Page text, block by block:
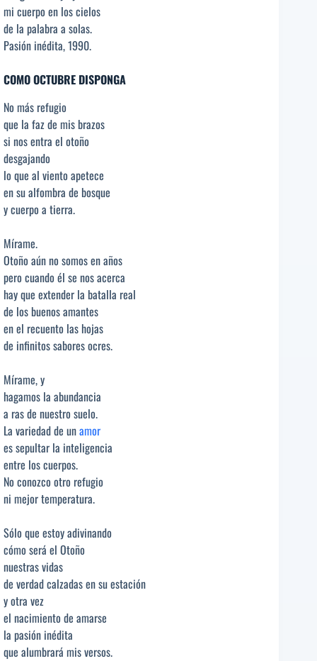
mi cuerpo en los cielos
de la palabra a solas.
Pasión inédita, 1990.
COMO OCTUBRE DISPONGA
No más refugio
que la faz de mis brazos
si nos entra el otoño
desgajando
lo que al viento apetece
en su alfombra de bosque
y cuerpo a tierra.
Mírame.
Otoño aún no somos en años
pero cuando él se nos acerca
hay que extender la batalla real
de los buenos amantes
en el recuento las hojas
de infinitos sabores ocres.
Mírame, y
hagamos la abundancia
a ras de nuestro suelo.
La variedad de unamor
es sepultar la inteligencia
entre los cuerpos.
No conozco otro refugio
ni mejor temperatura.
Sólo que estoy adivinando
cómo será el Otoño
nuestras vidas
de verdad calzadas en su estación
y otra vez
el nacimiento de amarse
la pasión inédita
que alumbrará mis versos.